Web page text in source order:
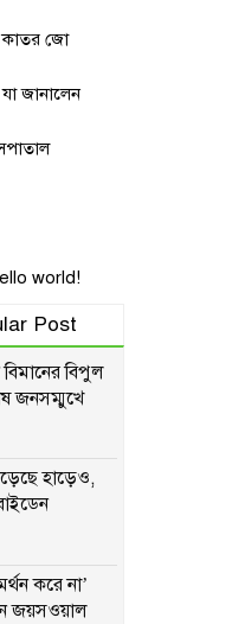
কাতর জো
জানালেন
world!
Post
বিপুল
জনসম্মুখে
হাড়েও,
করে না’
জয়সওয়াল